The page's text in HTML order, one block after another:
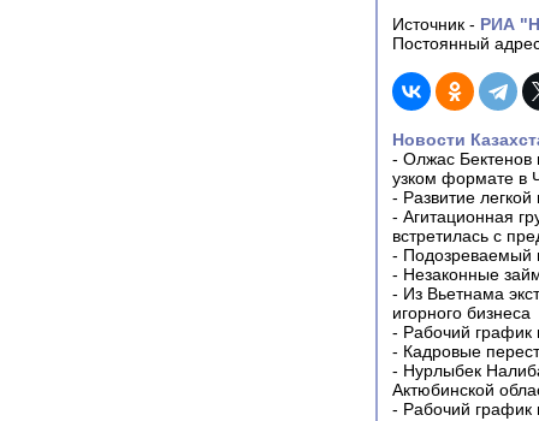
Источник - РИА
Постоянный
Новости
- Олжас Бектенов
узком формате в
- Развитие
- Агитационная
встретилась с
- Подозреваемый
- Незаконные
- Из Вьетнама
игорного бизнеса
- Рабочий график
- Кадровые
- Нурлыбек
Актюбинской
- Рабочий график